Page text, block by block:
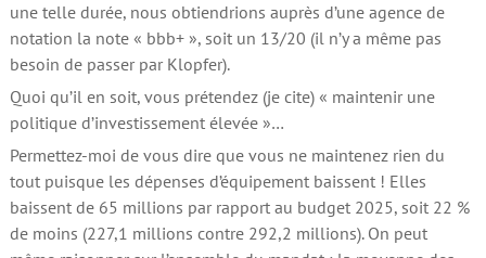
une telle durée, nous obtiendrions auprès d’une agence de
notation la note « bbb+ », soit un 13/20 (il n’y a même pas
besoin de passer par Klopfer).
Quoi qu’il en soit, vous prétendez (je cite) « maintenir une
politique d’investissement élevée »…
Permettez-moi de vous dire que vous ne maintenez rien du
tout puisque les dépenses d’équipement baissent ! Elles
baissent de 65 millions par rapport au budget 2025, soit 22 %
de moins (227,1 millions contre 292,2 millions). On peut